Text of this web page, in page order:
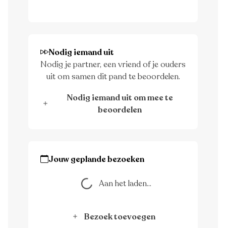
Nodig iemand uit
Nodig je partner, een vriend of je ouders
uit om samen dit pand te beoordelen.
Nodig iemand uit om mee te
beoordelen
Jouw geplande bezoeken
Aan het laden...
Aan het laden...
Bezoek toevoegen